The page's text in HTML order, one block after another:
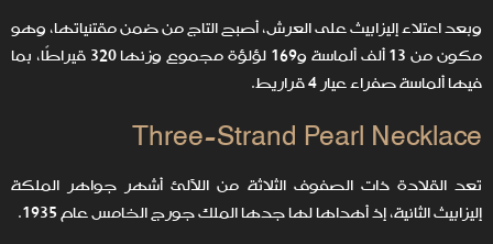
وبعد اعتلاء إليزابيث على العرش، أصبح التاج من ضمن مقتنياتها، وهو
مكون من 13 ألف ألماسة و169 لؤلؤة مجموع وزنها 320 قيراطًا، بما
فيها ألماسة صفراء عيار 4 قراريط.
Three-Strand Pearl Necklace
تعد القلادة ذات الصفوف الثلاثة من اللآلئ أشهر جواهر الملكة
إليزابيث الثانية، إذ أهداها لها جدها الملك جورج الخامس عام 1935.